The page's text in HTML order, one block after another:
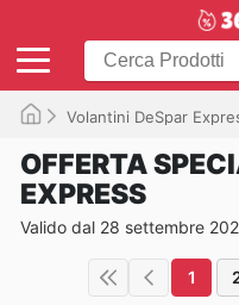
Volantini DeSpar
OFFERTA
EXPRESS
Valido dal 28 settembre
1